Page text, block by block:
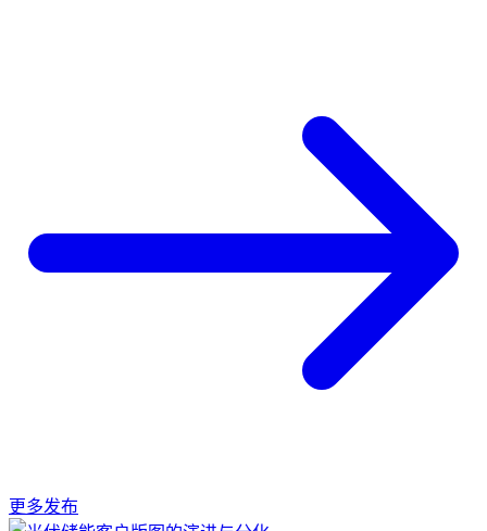
更多发布